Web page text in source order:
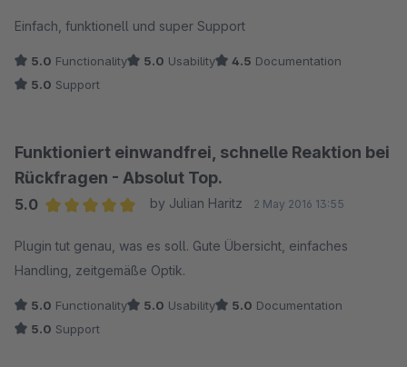
Einfach, funktionell und super Support
5.0 Functionality 5.0 Usability 4.5 Documentation
5.0 Support
Funktioniert einwandfrei, schnelle Reaktion bei
Rückfragen - Absolut Top.
5.0
by Julian Haritz 2 May 2016 13:55
Plugin tut genau, was es soll. Gute Übersicht, einfaches
Handling, zeitgemäße Optik.
5.0 Functionality 5.0 Usability 5.0 Documentation
5.0 Support